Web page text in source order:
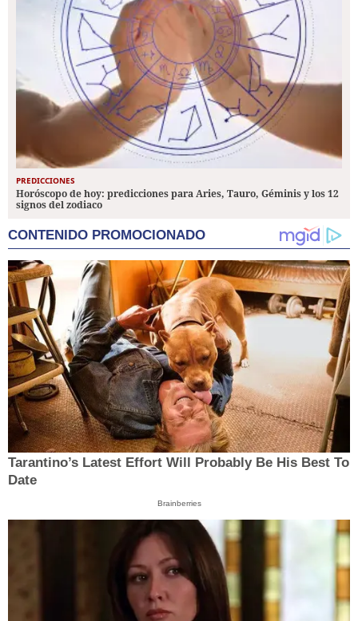
PREDICCIONES
Horóscopo de hoy: predicciones para Aries, Tauro, Géminis y los 12
signos del zodiaco
CONTENIDO PROMOCIONADO
Tarantino’s Latest Effort Will Probably Be His Best To
Date
Brainberries